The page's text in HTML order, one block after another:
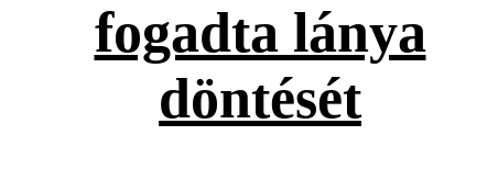
fogadta lánya
döntését